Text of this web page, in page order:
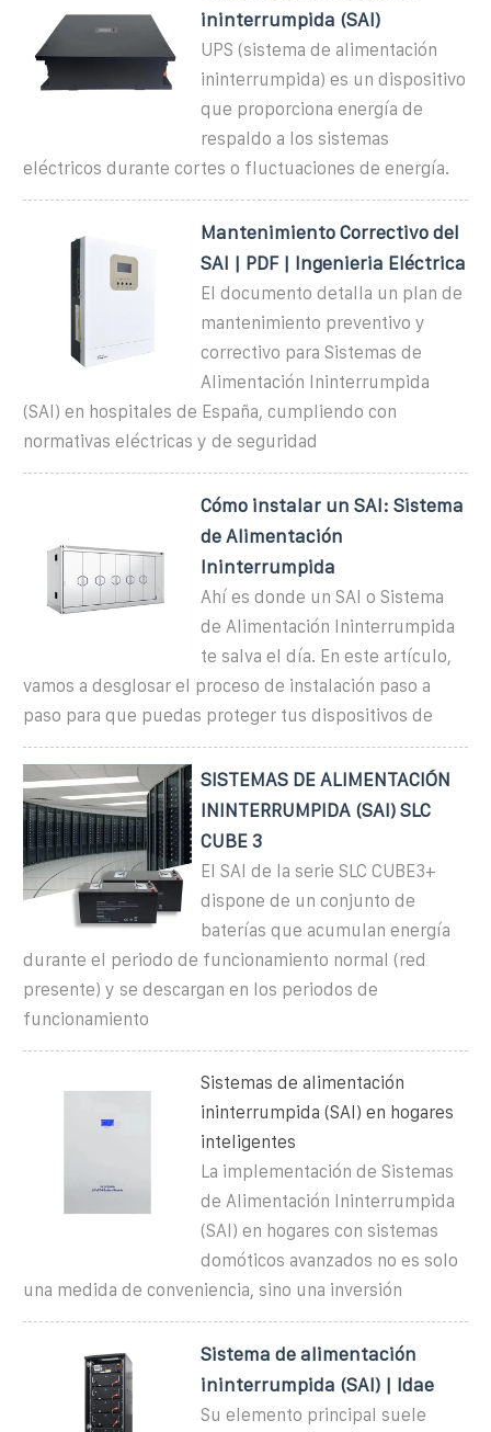
ininterrumpida (SAI)
UPS (sistema de alimentación
ininterrumpida) es un dispositivo
que proporciona energía de
respaldo a los sistemas
eléctricos durante cortes o fluctuaciones de energía.
Mantenimiento Correctivo del
SAI | PDF | Ingenieria Eléctrica
El documento detalla un plan de
mantenimiento preventivo y
correctivo para Sistemas de
Alimentación Ininterrumpida
(SAI) en hospitales de España, cumpliendo con
normativas eléctricas y de seguridad
Cómo instalar un SAI: Sistema
de Alimentación
Ininterrumpida
Ahí es donde un SAI o Sistema
de Alimentación Ininterrumpida
te salva el día. En este artículo,
vamos a desglosar el proceso de instalación paso a
paso para que puedas proteger tus dispositivos de
SISTEMAS DE ALIMENTACIÓN
ININTERRUMPIDA (SAI) SLC
CUBE 3
El SAI de la serie SLC CUBE3+
dispone de un conjunto de
baterías que acumulan energía
durante el periodo de funcionamiento normal (red
presente) y se descargan en los periodos de
funcionamiento
Sistemas de alimentación
ininterrumpida (SAI) en hogares
inteligentes
La implementación de Sistemas
de Alimentación Ininterrumpida
(SAI) en hogares con sistemas
domóticos avanzados no es solo
una medida de conveniencia, sino una inversión
Sistema de alimentación
ininterrumpida (SAI) | Idae
Su elemento principal suele